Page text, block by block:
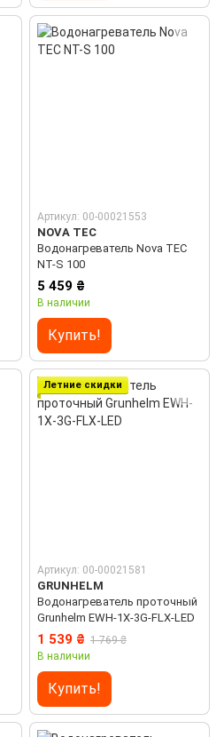
Артикул: 00-00021553
NOVA TEC
Водонагреватель Nova TEC
NT-S 100
5 459 ₴
В наличии
Купить!
Летние скидки
Артикул: 00-00021581
GRUNHELM
Водонагреватель проточный
Grunhelm EWH-1X-3G-FLX-LED
1 539 ₴ 1 769 ₴
В наличии
Купить!